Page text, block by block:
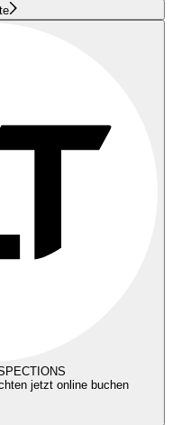
jetzt online buchen